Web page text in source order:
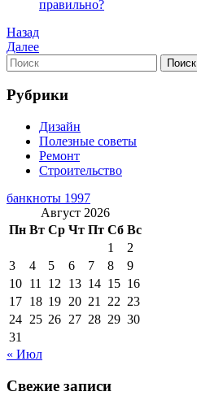
правильно?
Навигация
по
записям
Предыдущая
запись
Назад
Следующая
запись
Далее
Найти:
Поиск
Рубрики
Дизайн
Полезные советы
Ремонт
Строительство
банкноты 1997
Август 2026
Пн Вт Ср Чт Пт Сб Вс
1
2
3
4 5 6 7 8
9
10 11 12 13 14 15 16
17 18 19 20 21 22 23
24 25 26 27 28 29 30
31
« Июл
Свежие записи